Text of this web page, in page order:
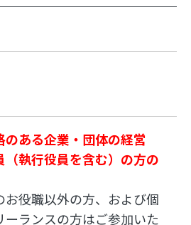
ある企業・団体の経営
（執行役員を含む）の方の
役職以外の方、および個
ーランスの方はご参加いた